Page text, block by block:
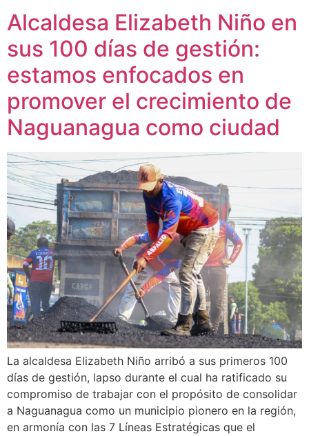
Alcaldesa Elizabeth Niño en
sus 100 días de gestión:
estamos enfocados en
promover el crecimiento de
Naguanagua como ciudad
La alcaldesa Elizabeth Niño arribó a sus primeros 100
días de gestión, lapso durante el cual ha ratificado su
compromiso de trabajar con el propósito de consolidar
a Naguanagua como un municipio pionero en la región,
en armonía con las 7 Líneas Estratégicas que el